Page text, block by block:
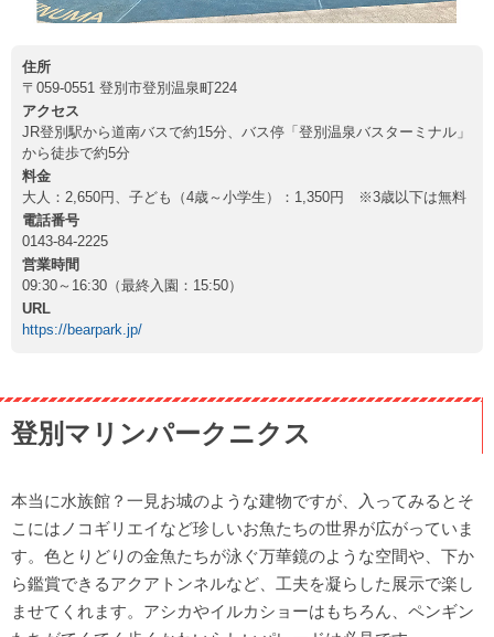
住所
〒059-0551 登別市登別温泉町224
アクセス
JR登別駅から道南バスで約15分、バス停「登別温泉バスターミナル」
から徒歩で約5分
料金
大人：2,650円、子ども（4歳～小学生）：1,350円 ※3歳以下は無料
電話番号
0143-84-2225
営業時間
09:30～16:30（最終入園：15:50）
URL
https://bearpark.jp/
登別マリンパークニクス
本当に水族館？一見お城のような建物ですが、入ってみるとそ
こにはノコギリエイなど珍しいお魚たちの世界が広がっていま
す。色とりどりの金魚たちが泳ぐ万華鏡のような空間や、下か
ら鑑賞できるアクアトンネルなど、工夫を凝らした展示で楽し
ませてくれます。アシカやイルカショーはもちろん、ペンギン